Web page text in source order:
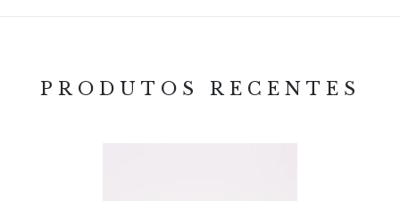
PRODUTOS RECENTES